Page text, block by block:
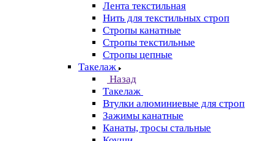
Лента текстильная
Нить для текстильных строп
Стропы канатные
Стропы текстильные
Стропы цепные
Такелаж
Назад
Такелаж
Втулки алюминиевые для строп
Зажимы канатные
Канаты, тросы стальные